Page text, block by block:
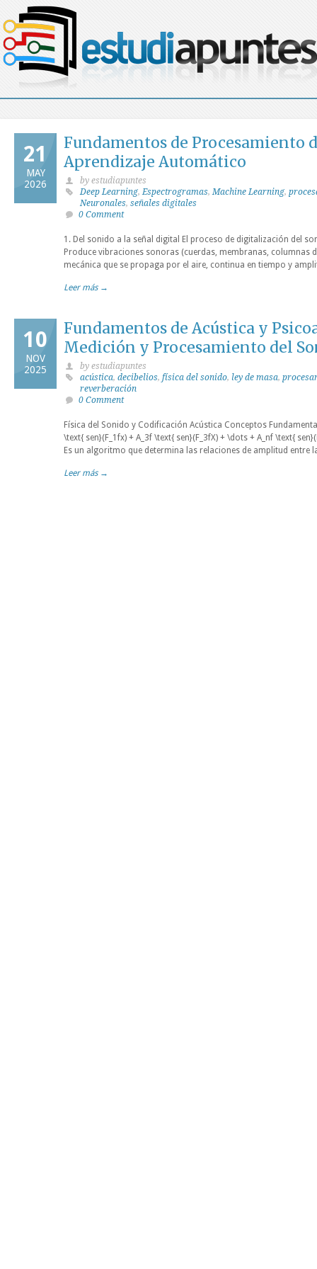
21
MAY
2026
Fundamentos de Procesamiento
Aprendizaje Automático
by estudiapuntes
Deep Learning,Espectrogramas,Machine Learning,
Neuronales, señales digitales
0 Comment
1. Del sonido a la señal digital El proceso de digitalización del
Produce vibraciones sonoras (cuerdas, membranas, columnas
mecánica que se propaga por el aire, continua en tiempo y
Leer más →
10
NOV
2025
Fundamentos de Acústica y
Medición y Procesamiento del
by estudiapuntes
acústica, decibelios, física del sonido, ley de masa,
reverberación
0 Comment
Física del Sonido y Codificación Acústica Conceptos
\text{ sen}(F_1fx) + A_3f \text{ sen}(F_3fX) + \dots + A_nf \text{
Es un algoritmo que determina las relaciones de amplitud entre
Leer más →